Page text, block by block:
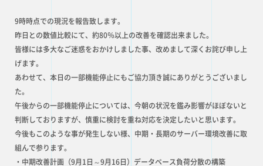
9時時点での現況を報告致します。
昨日との数値比較にて、約80％以上の改善を確認出来ました。
皆様には多大なご迷惑をおかけしました事、改めまして深くお詫び申し上
げます。
あわせて、本日の一部機能停止にもご協力頂き誠にありがとうございまし
た。
午後からの一部機能停止については、今朝の状況を鑑み影響がほぼないと
判断しておりますが、慎重に検討を重ね対応を決定したいと思います。
今後もこのような事が発生しない様、中期・長期のサーバー環境改善に取
組んで参ります。
・中期改善計画（9月1日～9月16日）データベース負荷分散の構築